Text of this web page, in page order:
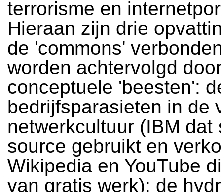
terrorisme en
Hieraan zijn drie
de 'commons'
worden achtervolgd
conceptuele 'beesten':
bedrijfsparasieten in de
netwerkcultuur (IBM dat
source gebruikt en
Wikipedia en YouTube
van gratis werk); de